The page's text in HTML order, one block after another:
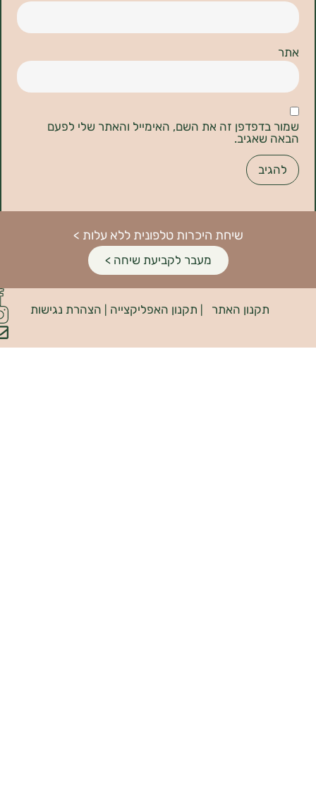
זה את השם, האימייל והאתר שלי לפעם
שיחת היכרות טלפונית ללא עלות >
מעבר לקביעת שיחה >
האתר|תקנון האפליקצייה|הצהרת נגישות האתר:
INDIANA